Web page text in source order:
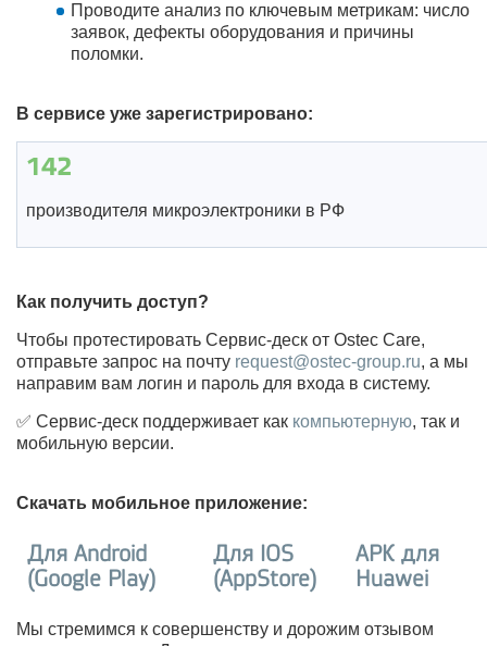
Проводите анализ по ключевым метрикам: число
заявок, дефекты оборудования и причины
поломки.
В сервисе уже зарегистрировано:
142
производителя микроэлектроники в РФ
Как получить доступ?
Чтобы протестировать Сервис-деск от Ostec Care,
отправьте запрос на почту request@ostec-group.ru, а мы
направим вам логин и пароль для входа в систему.
✅ Сервис-деск поддерживает как компьютерную, так и
мобильную версии.
Скачать мобильное приложение:
Для Android
(Google Play)
Для IOS
(AppStore)
АРК для
Huawei
Мы стремимся к совершенству и дорожим отзывом